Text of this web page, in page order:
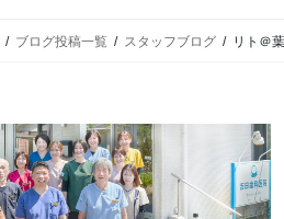
ブログ投稿一覧 スタッフブログ リト＠